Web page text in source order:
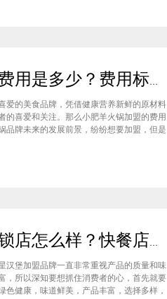
小肥羊火锅加盟的费用是多少？费用标准如下看你是否符合加盟资格
爱的美食品牌，凭借健康营养新鲜的原材料
的喜爱和关注。那么小肥羊火锅加盟的费用
品牌未来的发展前景，纷纷想要加盟，但是
息。创业是现在非常热门的项目，很多有
快乐星汉堡加盟连锁店怎么样？快餐店中产品口味如何？
汉堡加盟品牌一直非常重视产品的质量和味
，所以深知要想抓住消费者的心，首先就要
健康，味道鲜美，产品丰富，选择多样，